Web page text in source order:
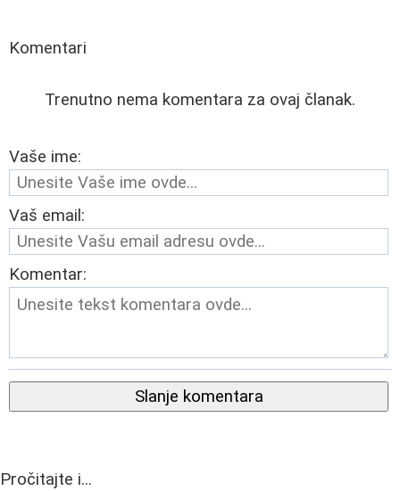
Komentari
Trenutno nema komentara za ovaj članak.
Vaše ime:
Vaš email:
Komentar:
Slanje komentara
Pročitajte i...